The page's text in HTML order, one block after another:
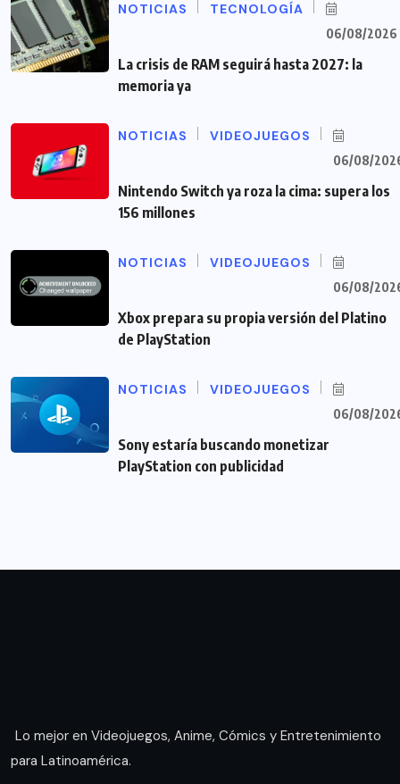
NOTICIAS TECNOLOGÍA
06/08/2026
La crisis de RAM seguirá hasta 2027: la
memoria ya
NOTICIAS VIDEOJUEGOS
06/08/
Nintendo Switch ya roza la cima: supera los
156 millones
NOTICIAS VIDEOJUEGOS
06/08/
Xbox prepara su propia versión del Platino
de PlayStation
NOTICIAS VIDEOJUEGOS
06/08/
Sony estaría buscando monetizar
PlayStation con publicidad
Lo mejor en Videojuegos, Anime, Cómics y Entretenimiento
para Latinoamérica.